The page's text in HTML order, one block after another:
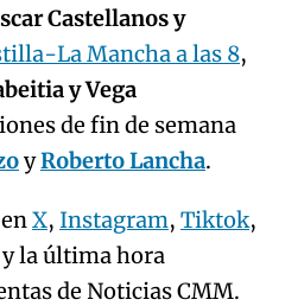
Castellanos y
La Mancha a las 8,
y Vega
de fin de semana
yRoberto Lancha.
X, Instagram, Tiktok,
y la última hora
de Noticias CMM.